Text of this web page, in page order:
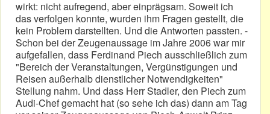
wirkt: nicht aufregend, aber einprägsam. Soweit ich
das verfolgen konnte, wurden ihm Fragen gestellt, die
kein Problem darstellten. Und die Antworten passten. -
Schon bei der Zeugenaussage im Jahre 2006 war mir
aufgefallen, dass Ferdinand Piech ausschließlich zum
"Bereich der Veranstaltungen, Vergünstigungen und
Reisen außerhalb dienstlicher Notwendigkeiten"
Stellung nahm. Und dass Herr Stadler, den Piech zum
Audi-Chef gemacht hat (so sehe ich das) dann am Tag